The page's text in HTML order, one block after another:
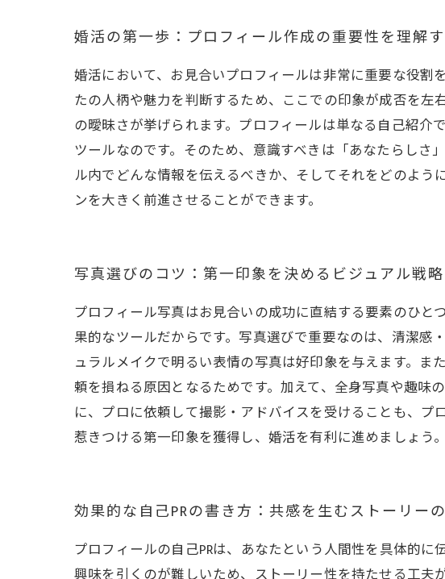
婚活の第一歩：プロフィール作成の重要性を理解
婚活において、お見合いプロフィールは非常に重要な役
たの人柄や魅力を判断するため、ここでの印象が成否を
の曖昧さが挙げられます。プロフィールは単なる自己紹
ツールなのです。そのため、意識すべきは「あなたらし
ル内でどんな情報を伝えるべきか、そしてそれをどのよ
ンを大きく前進させることができます。
写真選びのコツ：第一印象を決めるビジュアル戦略
プロフィール写真はお見合いの成功に直結する要素のひ
果的なツールだからです。写真選びで重要なのは、清潔
ュラルメイクで明るい表情の写真は好印象を与えます。
頼を損ねる原因となるためです。加えて、全身写真や趣味
に、プロに依頼して撮影・アドバイスを受けることも、
惹きつける第一印象を獲得し、婚活を有利に進めましょう。
効果的な自己PRの書き方：共感を生むストーリー
プロフィールの自己PRは、あなたという人間性を具体的